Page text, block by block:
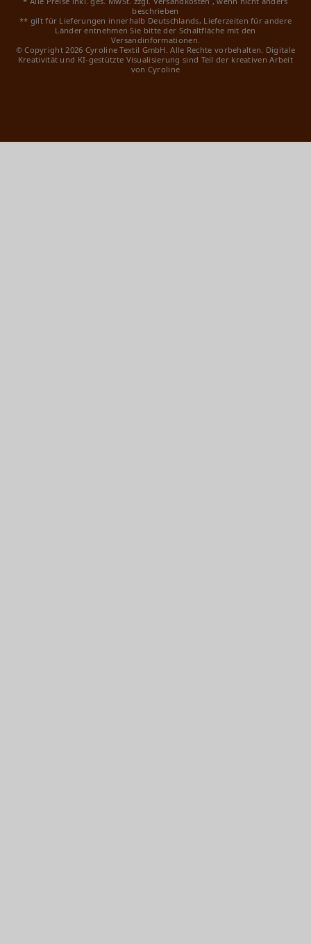
beschrieben
** gilt für Lieferungen innerhalb Deutschlands, Lieferzeiten für andere
Länder entnehmen Sie bitte der Schaltfläche mit den
Versandinformationen.
© Copyright 2026 Cyroline Textil GmbH. Alle Rechte vorbehalten. Digitale
Kreativität und KI-gestützte Visualisierung sind Teil der kreativen Arbeit
von Cyroline